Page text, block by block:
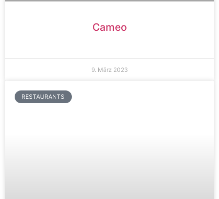
Cameo
9. März 2023
RESTAURANTS